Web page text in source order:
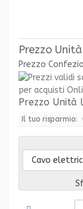
Prezzo
Prezzo
per acquisti
Prezzo Unità
Il tuo risparmio: